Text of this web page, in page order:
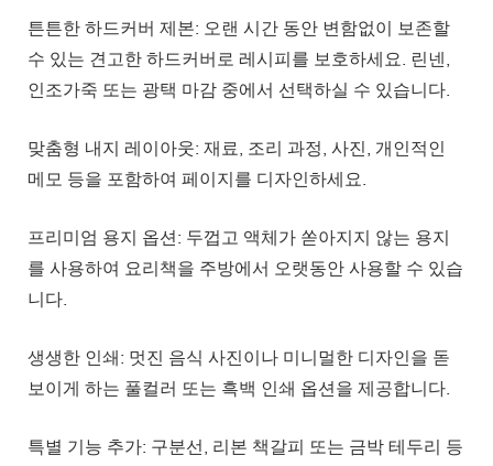
튼튼한 하드커버 제본: 오랜 시간 동안 변함없이 보존할
수 있는 견고한 하드커버로 레시피를 보호하세요. 린넨,
인조가죽 또는 광택 마감 중에서 선택하실 수 있습니다.
맞춤형 내지 레이아웃: 재료, 조리 과정, 사진, 개인적인
메모 등을 포함하여 페이지를 디자인하세요.
프리미엄 용지 옵션: 두껍고 액체가 쏟아지지 않는 용지
를 사용하여 요리책을 주방에서 오랫동안 사용할 수 있습
니다.
생생한 인쇄: 멋진 음식 사진이나 미니멀한 디자인을 돋
보이게 하는 풀컬러 또는 흑백 인쇄 옵션을 제공합니다.
특별 기능 추가: 구분선, 리본 책갈피 또는 금박 테두리 등